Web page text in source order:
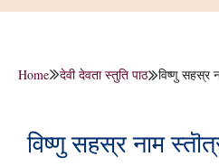
Home देवी देवता स्तुति पाठ विष्णु सहस्र
विष्णु सहस्र नाम